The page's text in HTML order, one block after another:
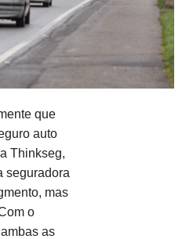
que
auto
Thinkseg,
seguradora
mas
o
as